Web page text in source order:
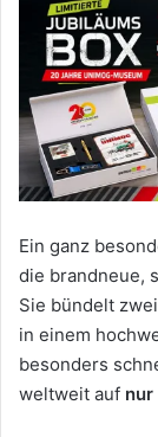
Ein ganz
die brandneue,
Sie bündelt
in einem
besonders
weltweit auf